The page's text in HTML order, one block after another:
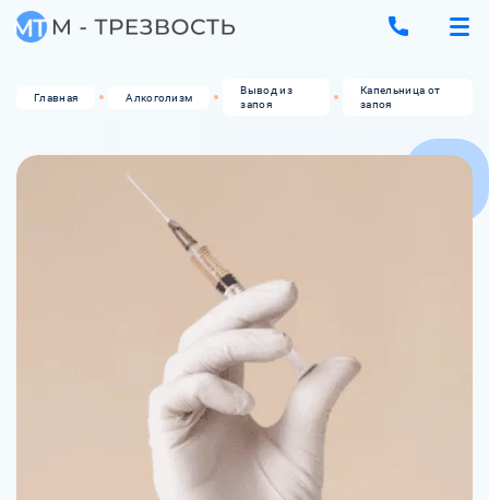
Главная Алкоголизм
Вывод из
запоя
Капельница от
запоя